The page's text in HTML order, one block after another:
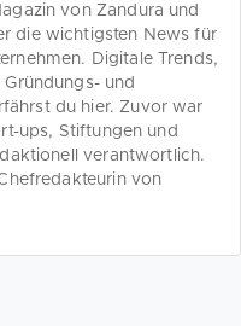
von Zandura und
die wichtigsten News für
Digitale Trends,
Gründungs- und
du hier. Zuvor war
ups, Stiftungen und
verantwortlich.
von